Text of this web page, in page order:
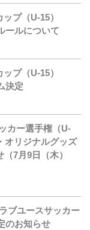
プ（U-15）
ールについて
プ（U-15）
決定
カー選手権（U-
リジナルグッズ
7月9日（木）
ブユースサッカー
のお知らせ